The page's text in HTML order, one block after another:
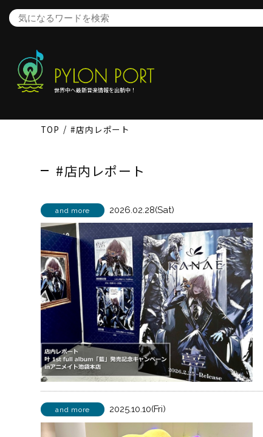
世界中へ最新音楽情報を出航中！
TOP #店内レポート
#店内レポート
and more 2026.02.28(Sat)
and more 2025.10.10(Fri)